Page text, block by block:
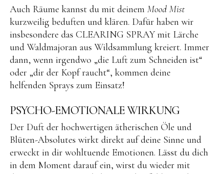
Auch Räume kannst du mit deinem Mood Mist
kurzweilig beduften und klären. Dafür haben wir
insbesondere das CLEARING SPRAY mit Lärche
und Waldmajoran aus Wildsammlung kreiert. Immer
dann, wenn irgendwo „die Luft zum Schneiden ist“
oder „dir der Kopf raucht“, kommen deine
helfenden Sprays zum Einsatz!
PSYCHO-EMOTIONALE WIRKUNG
Der Duft der hochwertigen ätherischen Öle und
Blüten-Absolutes wirkt direkt auf deine Sinne und
erweckt in dir wohltuende Emotionen. Lässt du dich
in dem Moment darauf ein, wirst du wieder mit